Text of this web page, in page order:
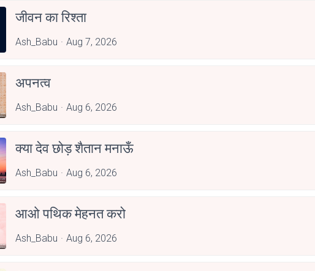
जीवन का रिश्ता
Ash_Babu Aug 7, 2026
अपनत्व
Ash_Babu Aug 6, 2026
क्या देव छोड़ शैतान मनाऊँ
Ash_Babu Aug 6, 2026
आओ पथिक मेहनत करो
Ash_Babu Aug 6, 2026